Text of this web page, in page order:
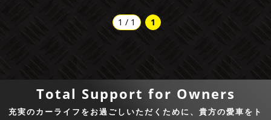
1 / 1 1
Total Support for Owners
充実のカーライフをお過ごしいただくために、貴方の愛車をト